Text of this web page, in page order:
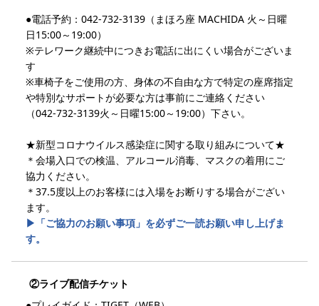
●電話予約：042-732-3139（まほろ座 MACHIDA 火～日曜
日15:00～19:00）
※テレワーク継続中につきお電話に出にくい場合がございま
す
※車椅子をご使用の方、身体の不自由な方で特定の座席指定
や特別なサポートが必要な方は事前にご連絡ください
（042-732-3139火～日曜15:00～19:00）下さい。
★新型コロナウイルス感染症に関する取り組みについて★
＊会場入口での検温、アルコール消毒、マスクの着用にご
協力ください。
＊37.5度以上のお客様には入場をお断りする場合がござい
ます。
▶︎「ご協力のお願い事項」を必ずご一読お願い申し上げま
す。
②ライブ配信チケット